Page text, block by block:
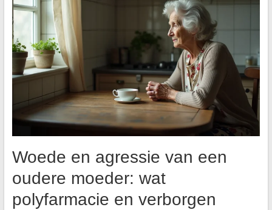
Woede en agressie van een
oudere moeder: wat
polyfarmacie en verborgen